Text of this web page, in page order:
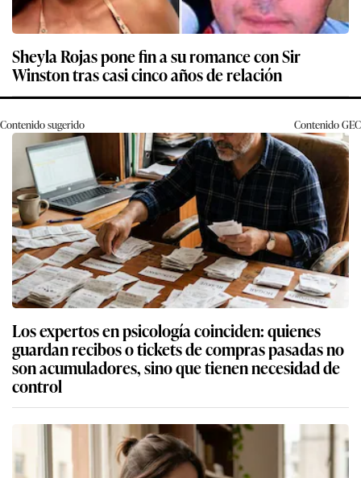
Sheyla Rojas pone fin a su romance con Sir
Winston tras casi cinco años de relación
Contenido sugerido ContenidoGEC
Los expertos en psicología coinciden: quienes
guardan recibos o tickets de compras pasadas no
son acumuladores, sino que tienen necesidad de
control